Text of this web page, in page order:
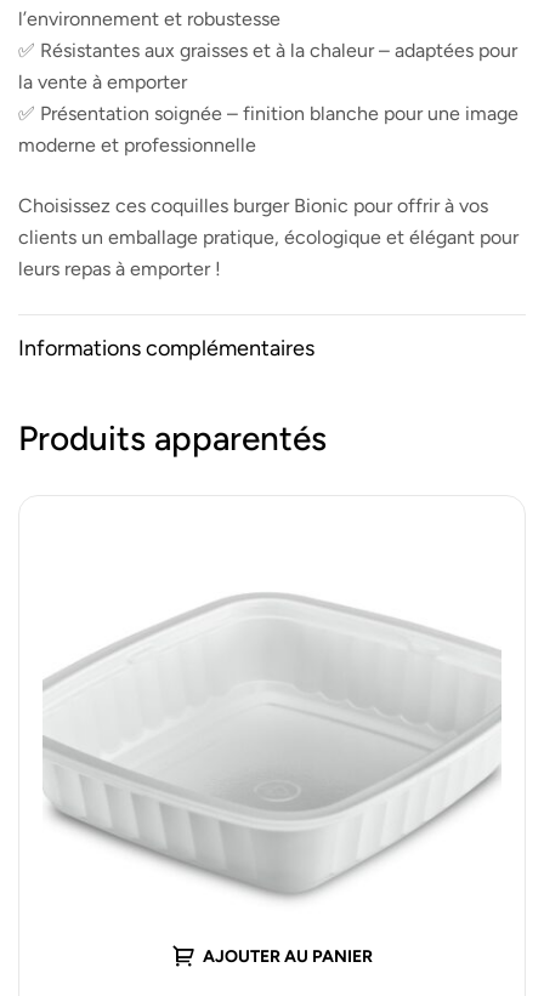
l’environnement et robustesse
✅ Résistantes aux graisses et à la chaleur – adaptées pour
la vente à emporter
✅ Présentation soignée – finition blanche pour une image
moderne et professionnelle
Choisissez ces coquilles burger Bionic pour offrir à vos
clients un emballage pratique, écologique et élégant pour
leurs repas à emporter !
Informations complémentaires
Produits apparentés
AJOUTER AU PANIER